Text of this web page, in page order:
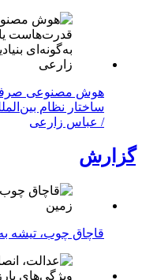
هوش مصنوعی صرفاً
ساختار نظام
/ عباس زارعی
گزارش
قاچاق چوب، تیشه